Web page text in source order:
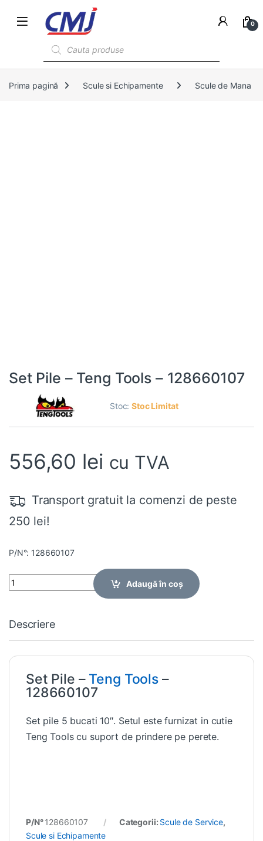
0
Prima pagină Scule si Echipamente Scule de Mana
Set Pile – Teng Tools – 128660107
Stoc:Stoc Limitat
556,60 lei cu TVA
Transport gratuit la comenzi de peste
250 lei!
P/N°: 128660107
Quantity
Adaugă în coș
Descriere
Set Pile – Teng Tools –
128660107
Set pile 5 bucati 10″. Setul este furnizat in cutie
Teng Tools cu suport de prindere pe perete.
P/N°128660107 Categorii: Scule de Service,
Scule si Echipamente